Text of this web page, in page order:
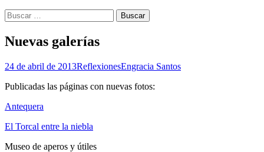
Buscar:
Nuevas galerías
24 de abril de 2013ReflexionesEngracia Santos
Publicadas las páginas con nuevas fotos:
Antequera
El Torcal entre la niebla
Museo de aperos y útiles